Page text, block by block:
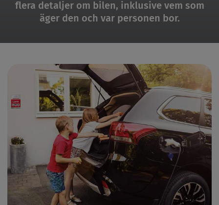
flera detaljer om bilen, inklusive vem som
äger den och var personen bor.